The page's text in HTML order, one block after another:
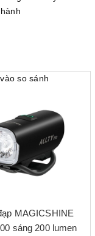
so sánh
MAGICSHINE
sáng 200 lumen